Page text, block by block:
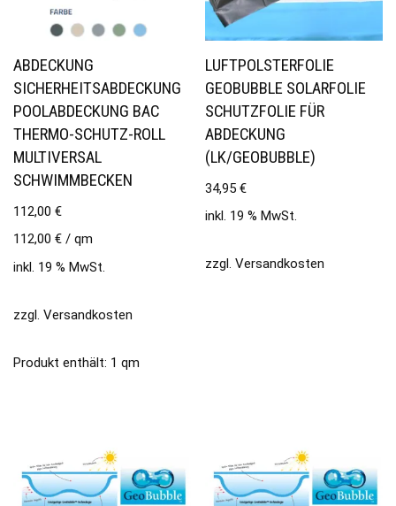
ABDECKUNG
SICHERHEITSABDECKUNG
POOLABDECKUNG BAC
THERMO-SCHUTZ-ROLL
MULTIVERSAL
SCHWIMMBECKEN
112,00 €
112,00 € / qm
inkl. 19 % MwSt.
zzgl. Versandkosten
Produkt enthält: 1 qm
LUFTPOLSTERFOLIE
GEOBUBBLE SOLARFOLIE
SCHUTZFOLIE FÜR
ABDECKUNG
(LK/GEOBUBBLE)
34,95€
inkl. 19 % MwSt.
zzgl.Versandkosten